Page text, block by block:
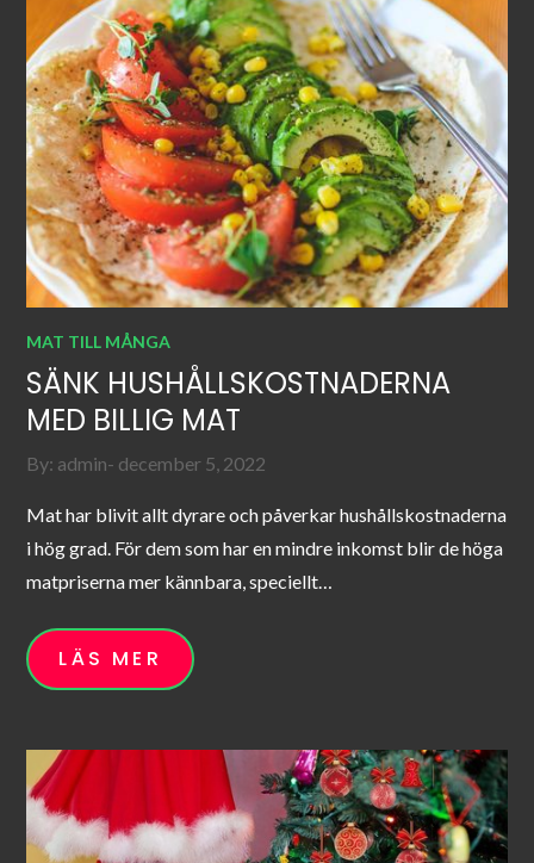
MAT TILL MÅNGA
SÄNK HUSHÅLLSKOSTNADERNA
MED BILLIG MAT
By: admin Posted
december 5, 2022
Mat har blivit allt dyrare och påverkar hushållskostnaderna
i hög grad. För dem som har en mindre inkomst blir de höga
matpriserna mer kännbara, speciellt…
LÄS MER